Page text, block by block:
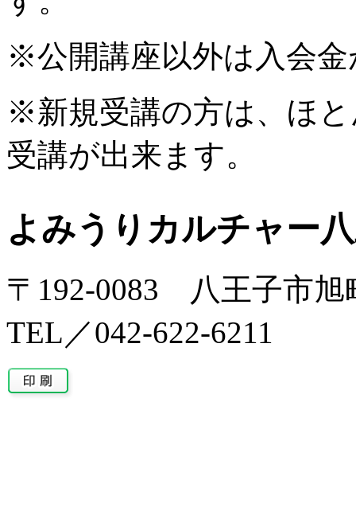
※公開講座以外は入会
※新規受講の方は、ほ
受講が出来ます。
よみうりカルチャー
〒192-0083 八王子市旭
TEL／042-622-6211